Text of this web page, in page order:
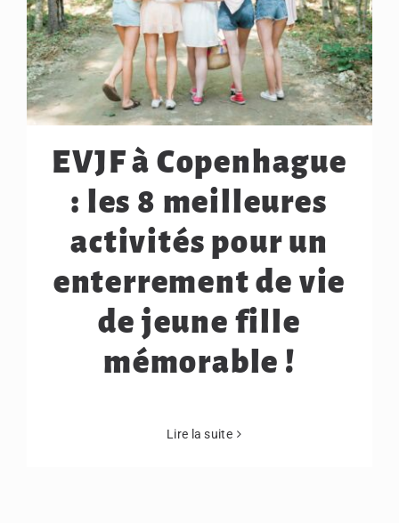
EVJF à Copenhague
: les 8 meilleures
activités pour un
enterrement de vie
de jeune fille
mémorable !
Lire la suite